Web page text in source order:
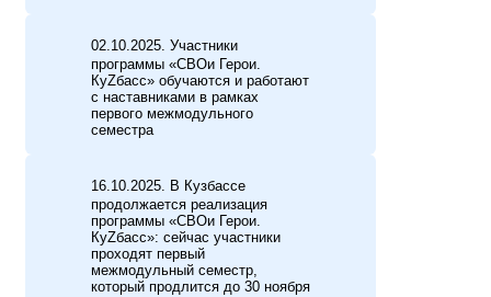
02.10.2025. Участники
программы «СВОи Герои.
КуZбасс» обучаются и работают
с наставниками в рамках
первого межмодульного
семестра
16.10.2025. В Кузбассе
продолжается реализация
программы «СВОи Герои.
КуZбасс»: сейчас участники
проходят первый
межмодульный семестр,
который продлится до 30 ноября